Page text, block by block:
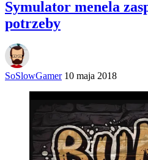
Symulator menela
potrzeby
SoSlowGamer 10 maja 2018